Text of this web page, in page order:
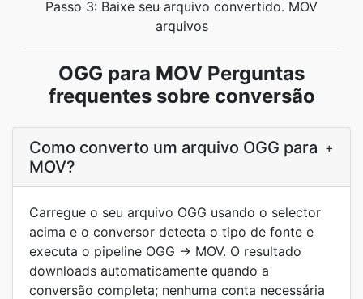
Passo 3: Baixe seu arquivo convertido. MOV
arquivos
OGG para MOV Perguntas
frequentes sobre conversão
Como converto um arquivo OGG para
MOV?
+
Carregue o seu arquivo OGG usando o selector
acima e o conversor detecta o tipo de fonte e
executa o pipeline OGG → MOV. O resultado
downloads automaticamente quando a
conversão completa; nenhuma conta necessária